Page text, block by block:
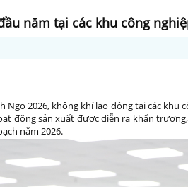
năm tại các khu công
Ngọ 2026, không khí lao động tại các khu
động sản xuất được diễn ra khẩn
năm 2026.